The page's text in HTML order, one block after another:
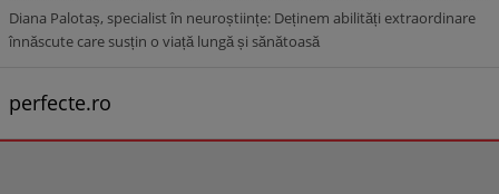
Diana Palotaș, specialist în neuroștiințe: Deținem abilități extraordinare
înnăscute care susțin o viață lungă și sănătoasă
perfecte.ro